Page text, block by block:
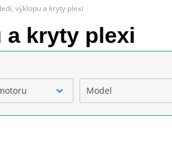
výklopu a kryty plexi
a kryty plexi
Model